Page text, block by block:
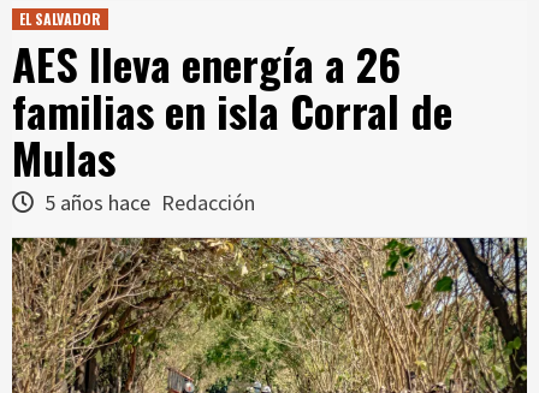
EL SALVADOR
AES lleva energía a 26
familias en isla Corral de
Mulas
5 años hace Redacción